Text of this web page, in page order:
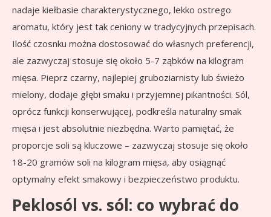
nadaje kiełbasie charakterystycznego, lekko ostrego
aromatu, który jest tak ceniony w tradycyjnych przepisach.
Ilość czosnku można dostosować do własnych preferencji,
ale zazwyczaj stosuje się około 5-7 ząbków na kilogram
mięsa. Pieprz czarny, najlepiej gruboziarnisty lub świeżo
mielony, dodaje głębi smaku i przyjemnej pikantności. Sól,
oprócz funkcji konserwującej, podkreśla naturalny smak
mięsa i jest absolutnie niezbędna. Warto pamiętać, że
proporcje soli są kluczowe – zazwyczaj stosuje się około
18-20 gramów soli na kilogram mięsa, aby osiągnąć
optymalny efekt smakowy i bezpieczeństwo produktu.
Peklosól vs. sól: co wybrać do